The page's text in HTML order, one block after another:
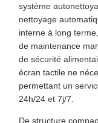
système
nettoyage
interne à long
de maintenance
de sécurité
écran tactile ne
permettant un
24h/24 et 7j/7.
De structure